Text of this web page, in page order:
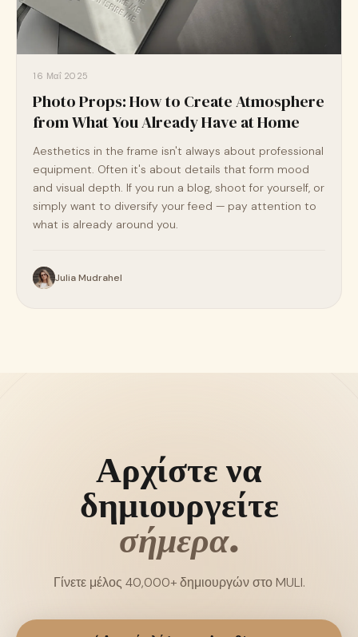
16 Μαΐ 2025
Photo Props: How to Create Atmosphere
from What You Already Have at Home
Aesthetics in the frame isn't always about professional
equipment. Often it's about details that form mood
and visual depth. If you run a blog, shoot for yourself, or
simply want to diversify your feed — pay attention to
what is already around you.
Julia Mudrahel
Αρχίστε να
δημιουργείτε
σήμερα.
Γίνετε μέλος 40,000+ δημιουργών στο MULI.